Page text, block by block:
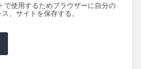
で使用するためブラウザーに自分の
、サイトを保存する。